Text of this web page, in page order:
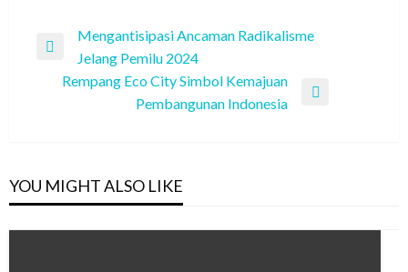
Post
navigation
Previous
Post
Mengantisipasi Ancaman Radikalisme
Jelang Pemilu 2024
Rempang Eco City Simbol Kemajuan
Pembangunan Indonesia
YOU MIGHT ALSO LIKE